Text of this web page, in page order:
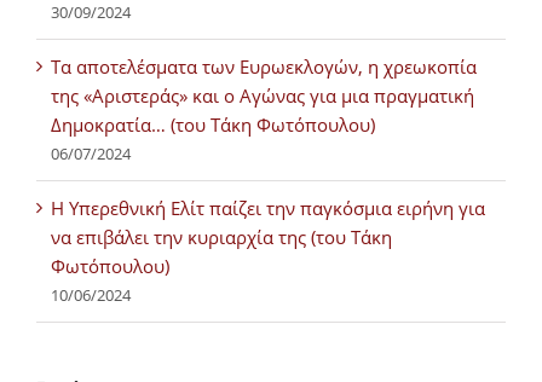
30/09/2024
Τα αποτελέσματα των Ευρωεκλογών, η χρεωκοπία
της «Αριστεράς» και ο Αγώνας για μια πραγματική
Δημοκρατία… (του Τάκη Φωτόπουλου)
06/07/2024
H Υπερεθνική Ελίτ παίζει την παγκόσμια ειρήνη για
να επιβάλει την κυριαρχία της (του Τάκη
Φωτόπουλου)
10/06/2024